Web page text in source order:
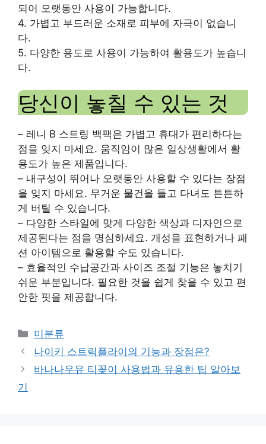
되어 오랫동안 사용이 가능합니다.
4. 가볍고 부드러운 소재로 피부에 자극이 없습니
다.
5. 다양한 용도로 사용이 가능하여 활용도가 높습니
다.
당신이 놓칠 수 있는 것
– 레니 B 스트링 백팩은 가볍고 휴대가 편리하다는
점을 잊지 마세요. 움직임이 많은 일상생활에서 활
용도가 높은 제품입니다.
– 내구성이 뛰어나 오랫동안 사용할 수 있다는 장점
을 잊지 마세요. 무거운 물건을 들고 다녀도 튼튼하
게 버틸 수 있습니다.
– 다양한 스타일에 맞게 다양한 색상과 디자인으로
제공된다는 점을 명심하세요. 개성을 표현하거나 패
션 아이템으로 활용할 수도 있습니다.
– 효율적인 수납공간과 사이즈 조절 기능은 놓치기
쉬운 부분입니다. 필요한 것을 쉽게 찾을 수 있고 편
안한 핏을 제공합니다.
Categories
미분류
나이키 스트릭플라이의 기능과 장점은?
바나나우유 티꽂이 사용법과 유용한 팁 알아보
기